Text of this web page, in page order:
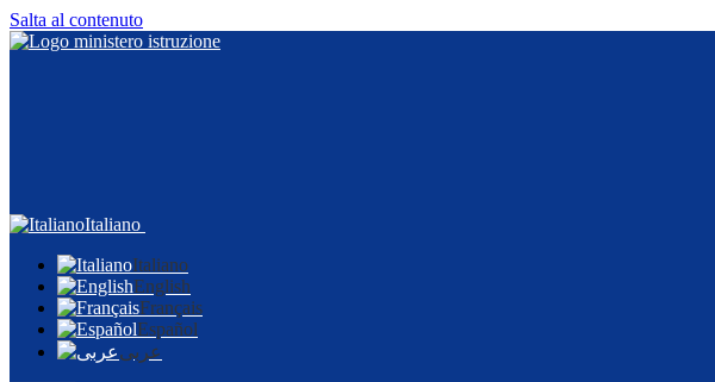
Salta al contenuto
Italiano
Italiano
English
Français
Español
عربى